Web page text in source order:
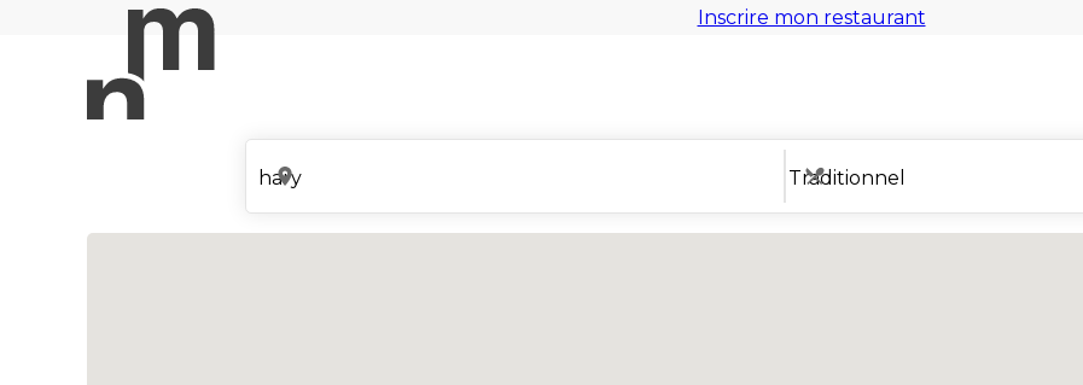
Inscrire mon restaurant